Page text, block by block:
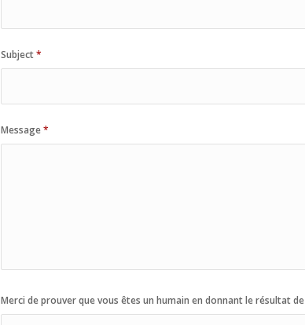
Subject*
Message*
Merci de prouver que vous êtes un humain en donnant le résultat